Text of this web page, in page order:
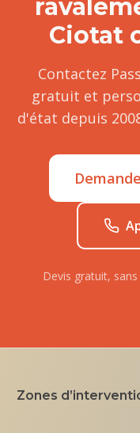
Ciotat
Contactez
gratuit et
d'état depuis
Devis gratuit,
Zones